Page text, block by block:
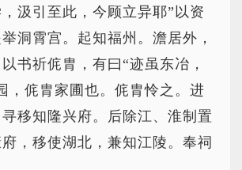
汲引至此，今顾立异耶”以资
洞霄宫。起知福州。澹居外，
书祈侂胄，有曰“迹虽东冶，
，侂胄家圃也。侂胄怜之。进
移知隆兴府。后除江、淮制置
，移使湖北，兼知江陵。奉祠